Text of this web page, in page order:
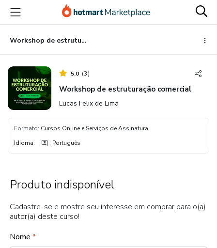
para
conteúdo
principal
para
pagamento
para
rodapé
Workshop de estruturação comercial
5.0 (3)
Workshop de estruturação comercial
Lucas Felix de Lima
Formato: Cursos Online e Serviços de Assinatura
Idioma: Português
Produto indisponível
Cadastre-se e mostre seu interesse em comprar para o(a)
autor(a) deste curso!
Nome *